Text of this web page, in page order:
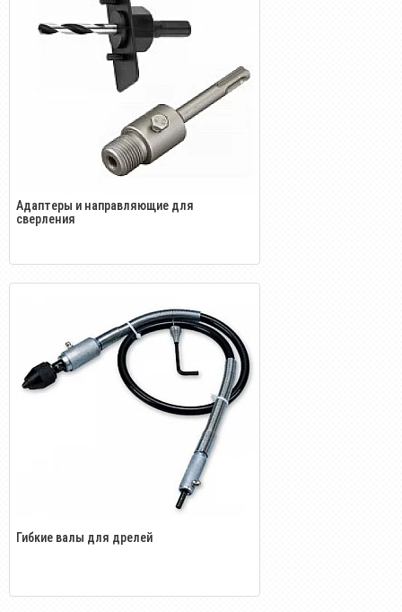
Адаптеры и направляющие для
сверления
Гибкие валы для дрелей